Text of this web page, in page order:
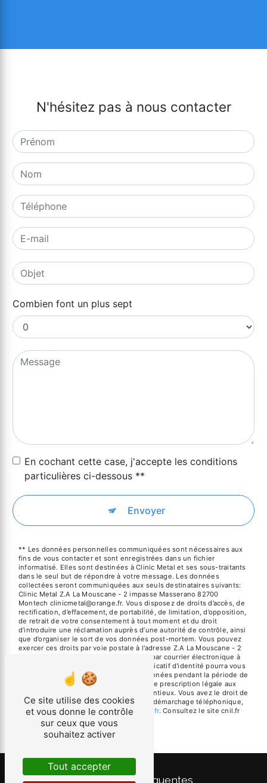
N'hésitez pas à nous contacter
Combien font un plus sept
En cochant cette case, j'accepte les conditions
particulières ci-dessous **
Envoyer
** Les données personnelles communiquées sont nécessaires aux
fins de vous contacter et sont enregistrées dans un fichier
informatisé. Elles sont destinées à Clinic Metal et ses sous-traitants
dans le seul but de répondre à votre message. Les données
collectées seront communiquées aux seuls destinataires suivants:
Clinic Metal Z.A La Mouscane - 2 impasse Masserano 82700
Montech clinicmetal@orange.fr. Vous disposez de droits d’accès, de
rectification, d’effacement, de portabilité, de limitation, d’opposition,
de retrait de votre consentement à tout moment et du droit
d’introduire une réclamation auprès d’une autorité de contrôle, ainsi
que d’organiser le sort de vos données post-mortem. Vous pouvez
exercer ces droits par voie postale à l'adresse Z.A La Mouscane - 2
impasse Masserano 82700 Montech ou par courrier électronique à
l'adresse clinicmetal@orange.fr. Un justificatif d'identité pourra vous
être demandé. Nous conservons vos données pendant la période de
prise de contact puis pendant la durée de prescription légale aux
fins probatoires et de gestion des contentieux. Vous avez le droit de
vous inscrire sur la liste d'opposition au démarchage téléphonique,
disponible à cette adresse:Bloctel.gouv.fr. Consultez le site cnil.fr
pour plus d’informations sur vos droits.
Recherches fréquentes
Ce site utilise des cookies
et vous donne le contrôle
sur ceux que vous
souhaitez activer
Tout accepter